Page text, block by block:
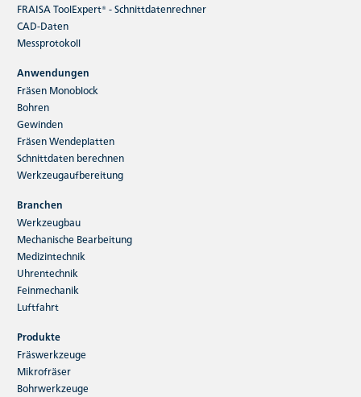
Sphericut
Sphericut bringt Prozesssicherheit und Tempo in
die 3D‑Bearbeitung – in hochfesten und
gehärteten Stählen…
Jetzt weiterlesen
FRAISA ToolExpert® - Schnittdatenrechner
CAD-Daten
Messprotokoll
Anwendungen
Fräsen Monoblock
Bohren
Gewinden
Fräsen Wendeplatten
Schnittdaten berechnen
Werkzeugaufbereitung
Branchen
Werkzeugbau
Mechanische Bearbeitung
Medizintechnik
Uhrentechnik
Feinmechanik
Luftfahrt
Produkte
Fräswerkzeuge
Mikrofräser
Bohrwerkzeuge